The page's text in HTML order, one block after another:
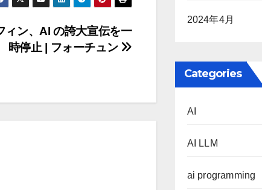
ィン、AI の誇大宣伝を一
時停止 | フォーチュン
2024年4月
Categories
AI
AI LLM
ai programming